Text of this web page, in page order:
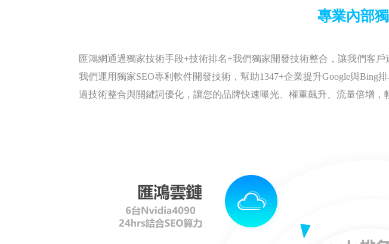
專業內部
匯鴻網通過獨家技術手段+技術排名+我們獨家開發技術整合，讓我們客
我們運用獨家SEO專利軟件開發技術，幫助1347+企業提升Google與
過技術整合與關鍵詞優化，讓您的品牌快速曝光、權重飆升、流量倍增，